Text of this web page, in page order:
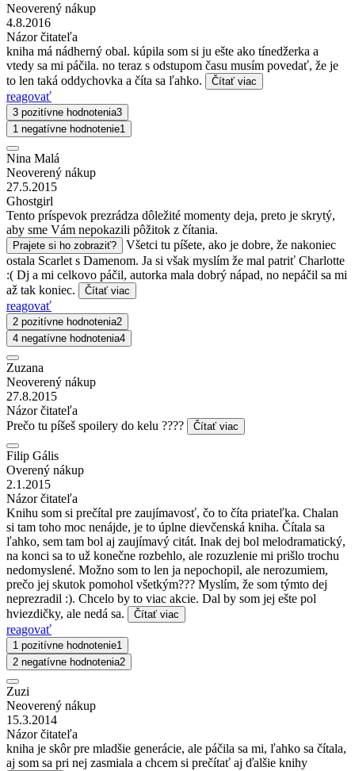
Neoverený nákup
4.8.2016
Názor čitateľa
kniha má nádherný obal. kúpila som si ju ešte ako tínedžerka a
vtedy sa mi páčila. no teraz s odstupom času musím povedať, že je
to len taká oddychovka a číta sa ľahko.
Čítať viac
reagovať
3 pozitívne hodnotenia3
1 negatívne hodnotenie1
Nina Malá
Neoverený nákup
27.5.2015
Ghostgirl
Tento príspevok prezrádza dôležité momenty deja, preto je skrytý,
aby sme Vám nepokazili pôžitok z čítania.
Prajete si ho zobraziť?
Všetci tu píšete, ako je dobre, že nakoniec
ostala Scarlet s Damenom. Ja si však myslím že mal patriť Charlotte
:( Dj a mi celkovo páčil, autorka mala dobrý nápad, no nepáčil sa mi
až tak koniec.
Čítať viac
reagovať
2 pozitívne hodnotenia2
4 negatívne hodnotenia4
Zuzana
Neoverený nákup
27.8.2015
Názor čitateľa
Prečo tu píšeš spoilery do kelu ????
Čítať viac
Filip Gális
Overený nákup
2.1.2015
Názor čitateľa
Knihu som si prečítal pre zaujímavosť, čo to číta priateľka. Chalan
si tam toho moc nenájde, je to úplne dievčenská kniha. Čítala sa
ľahko, sem tam bol aj zaujímavý citát. Inak dej bol melodramatický,
na konci sa to už konečne rozbehlo, ale rozuzlenie mi prišlo trochu
nedomyslené. Možno som to len ja nepochopil, ale nerozumiem,
prečo jej skutok pomohol všetkým??? Myslím, že som týmto dej
neprezradil :). Chcelo by to viac akcie. Dal by som jej ešte pol
hviezdičky, ale nedá sa.
Čítať viac
reagovať
1 pozitívne hodnotenie1
2 negatívne hodnotenia2
Zuzi
Neoverený nákup
15.3.2014
Názor čitateľa
kniha je skôr pre mladšie generácie, ale páčila sa mi, ľahko sa čítala,
aj som sa pri nej zasmiala a chcem si prečítať aj ďalšie knihy